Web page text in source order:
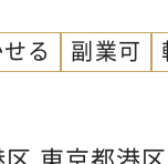
億円（対
億円（対
る 副業可